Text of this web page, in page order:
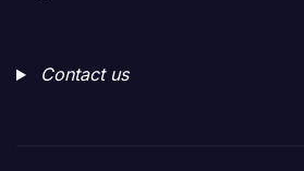
Contact us